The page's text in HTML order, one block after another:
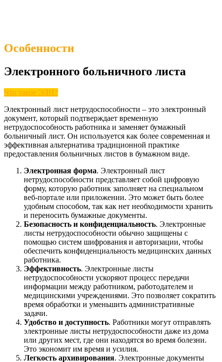
Особенности
Электронного больничного листа
Что такое ЭЛН?
Электронный лист нетрудоспособности – это электронный
документ, который подтверждает временную
нетрудоспособность работника и заменяет бумажный
больничный лист. Он используется как более современная и
эффективная альтернатива традиционной практике
предоставления больничных листов в бумажном виде.
Электронная форма. Электронный лист
нетрудоспособности представляет собой цифровую
форму, которую работник заполняет на специальном
веб-портале или приложении. Это может быть более
удобным способом, так как нет необходимости хранить
и переносить бумажные документы.
Безопасность и конфиденциальность. Электронные
листы нетрудоспособности обычно защищены с
помощью систем шифрования и авторизации, чтобы
обеспечить конфиденциальность медицинских данных
работника.
Эффективность. Электронные листы
нетрудоспособности ускоряют процесс передачи
информации между работником, работодателем и
медицинскими учреждениями. Это позволяет сократить
время обработки и уменьшить административные
задачи.
Удобство и доступность. Работники могут отправлять
электронные листы нетрудоспособности даже из дома
или других мест, где они находятся во время болезни.
Это экономит им время и усилия.
Легкость архивирования. Электронные документы